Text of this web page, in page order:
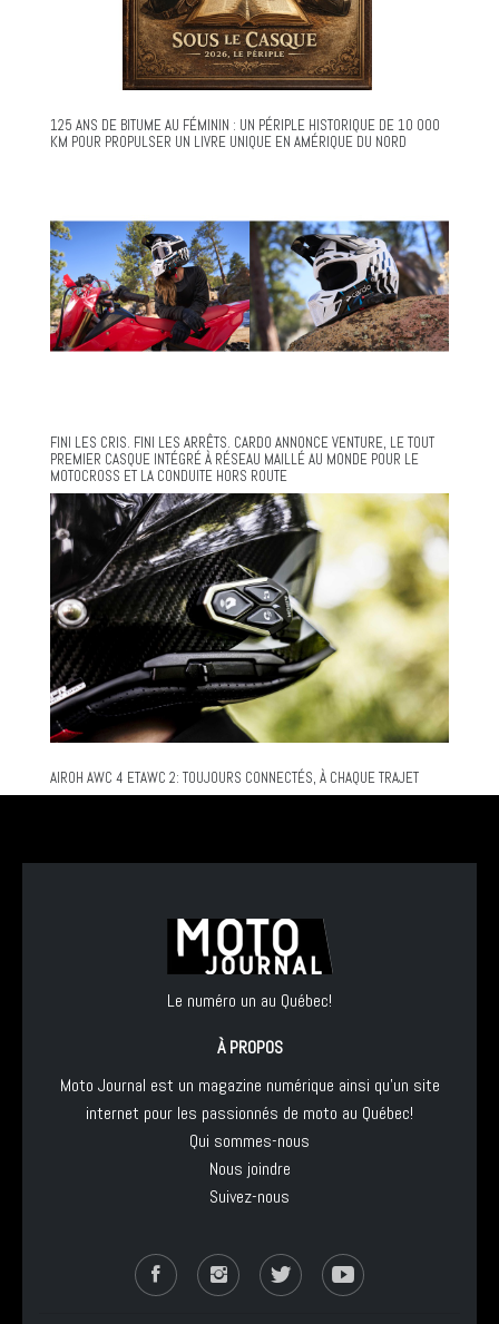
125 ANS DE BITUME AU FÉMININ : UN PÉRIPLE HISTORIQUE DE 10 000
KM POUR PROPULSER UN LIVRE UNIQUE EN AMÉRIQUE DU NORD
FINI LES CRIS. FINI LES ARRÊTS. CARDO ANNONCE VENTURE, LE TOUT
PREMIER CASQUE INTÉGRÉ À RÉSEAU MAILLÉ AU MONDE POUR LE
MOTOCROSS ET LA CONDUITE HORS ROUTE
AIROH AWC 4 ETAWC 2: TOUJOURS CONNECTÉS, À CHAQUE TRAJET
Le numéro un au Québec!
À PROPOS
Moto Journal est un magazine numérique ainsi qu'un site
internet pour les passionnés de moto au Québec!
Qui sommes-nous
Nous joindre
Suivez-nous